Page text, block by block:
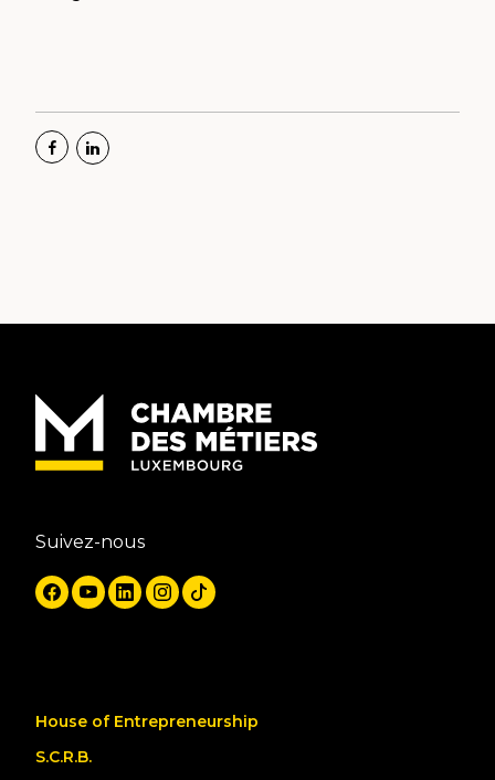
Suivez-nous
House of Entrepreneurship
S.C.R.B.